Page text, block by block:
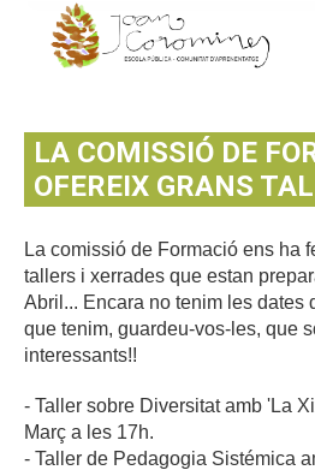
Cerca
El dia a dia
On som
GEP
Fem pinya
Assemblea-Plenari i comissions
Comunitat d'aprenentatge
Projectes de comunitat
Qui som
Fotografies i vídeos
Vídeos a Vimeo
Documents oficials del projecte
Menjador
LA COMISSIÓ DE
OFEREIX GRANS
La comissió de Formació ens ha
tallers i xerrades que estan
Abril... Encara no tenim les dates
que tenim, guardeu-vos-les, que
interessants!!
- Taller sobre Diversitat amb 'La
Març a les 17h.
- Taller de Pedagogia Sistémica